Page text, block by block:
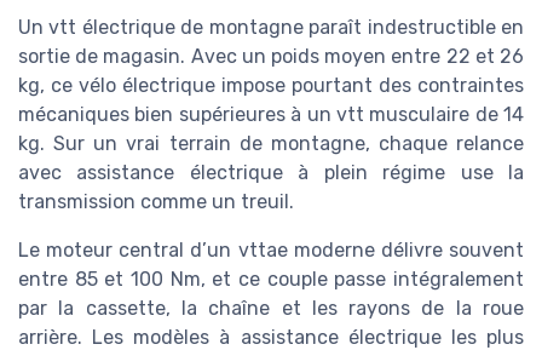
Un vtt électrique de montagne paraît indestructible en
sortie de magasin. Avec un poids moyen entre 22 et 26
kg, ce vélo électrique impose pourtant des contraintes
mécaniques bien supérieures à un vtt musculaire de 14
kg. Sur un vrai terrain de montagne, chaque relance
avec assistance électrique à plein régime use la
transmission comme un treuil.
Le moteur central d’un vttae moderne délivre souvent
entre 85 et 100 Nm, et ce couple passe intégralement
par la cassette, la chaîne et les rayons de la roue
arrière. Les modèles à assistance électrique les plus